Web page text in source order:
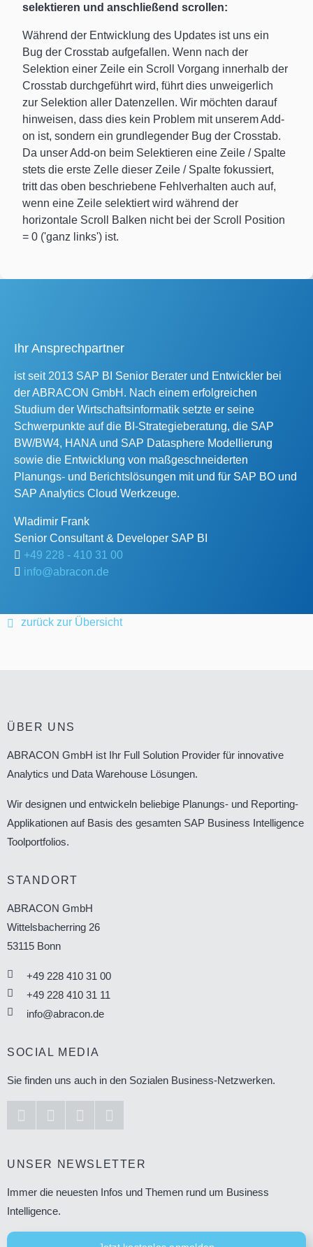
selektieren und anschließend scrollen:
Während der Entwicklung des Updates ist uns ein
Bug der Crosstab aufgefallen. Wenn nach der
Selektion einer Zeile ein Scroll Vorgang innerhalb der
Crosstab durchgeführt wird, führt dies unweigerlich
zur Selektion aller Datenzellen. Wir möchten darauf
hinweisen, dass dies kein Problem mit unserem Add-
on ist, sondern ein grundlegender Bug der Crosstab.
Da unser Add-on beim Selektieren eine Zeile / Spalte
stets die erste Zelle dieser Zeile / Spalte fokussiert,
tritt das oben beschriebene Fehlverhalten auch auf,
wenn eine Zeile selektiert wird während der
horizontale Scroll Balken nicht bei der Scroll Position
= 0 ('ganz links') ist.
Wladimir Frank
Senior Consultant & Developer SAP BI
+49 228 - 410 31 00
info@abracon.de
Ihr Ansprechpartner
ist seit 2013 SAP BI Senior Berater und Entwickler bei
der ABRACON GmbH. Nach einem erfolgreichen
Studium der Wirtschaftsinformatik setzte er seine
Schwerpunkte auf die BI-Strategieberatung, die SAP
BW/BW4, HANA und SAP Datasphere Modellierung
sowie die Entwicklung von maßgeschneiderten
Planungs- und Berichtslösungen mit und für SAP BO und
SAP Analytics Cloud Werkzeuge.
zurück zur Übersicht
ÜBER UNS
ABRACON GmbH ist Ihr Full Solution Provider für innovative
Analytics und Data Warehouse Lösungen.
Wir designen und entwickeln beliebige Planungs- und Reporting-
Applikationen auf Basis des gesamten SAP Business Intelligence
Toolportfolios.
STANDORT
ABRACON GmbH
Wittelsbacherring 26
53115 Bonn
+49 228 410 31 00
+49 228 410 31 11
info@abracon.de
SOCIAL MEDIA
Sie finden uns auch in den Sozialen Business-Netzwerken.
UNSER NEWSLETTER
Immer die neuesten Infos und Themen rund um Business
Intelligence.